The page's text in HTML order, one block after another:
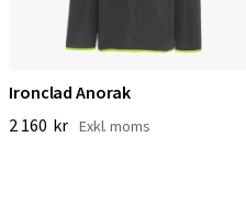
Ironclad Anorak
2 160 kr